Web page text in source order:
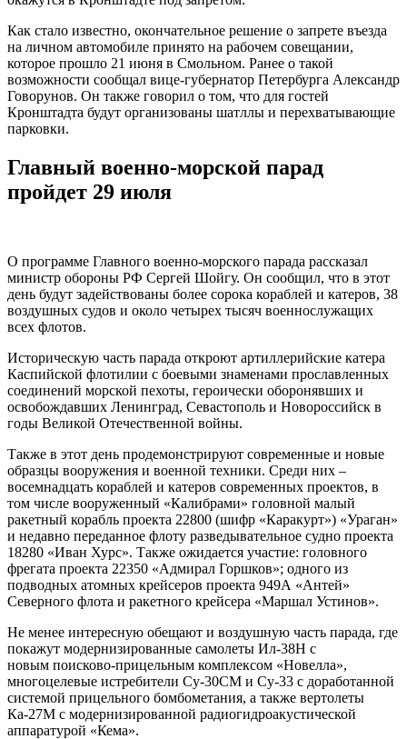
Как стало известно, окончательное решение о запрете въезда
на личном автомобиле принято на рабочем совещании,
которое прошло 21 июня в Смольном. Ранее о такой
возможности сообщал вице-губернатор Петербурга Александр
Говорунов. Он также говорил о том, что для гостей
Кронштадта будут организованы шатллы и перехватывающие
парковки.
Главный военно-морской парад
пройдет 29 июля
О программе Главного военно-морского парада рассказал
министр обороны РФ Сергей Шойгу. Он сообщил, что в этот
день будут задействованы более сорока кораблей и катеров, 38
воздушных судов и около четырех тысяч военнослужащих
всех флотов.
Историческую часть парада откроют артиллерийские катера
Каспийской флотилии с боевыми знаменами прославленных
соединений морской пехоты, героически оборонявших и
освобождавших Ленинград, Севастополь и Новороссийск в
годы Великой Отечественной войны.
Также в этот день продемонстрируют современные и новые
образцы вооружения и военной техники. Среди них –
восемнадцать кораблей и катеров современных проектов, в
том числе вооруженный «Калибрами» головной малый
ракетный корабль проекта 22800 (шифр «Каракурт») «Ураган»
и недавно переданное флоту разведывательное судно проекта
18280 «Иван Хурс». Также ожидается участие: головного
фрегата проекта 22350 «Адмирал Горшков»; одного из
подводных атомных крейсеров проекта 949А «Антей»
Северного флота и ракетного крейсера «Маршал Устинов».
Не менее интересную обещают и воздушную часть парада, где
покажут модернизированные самолеты Ил-38Н с
новым поисково-прицельным комплексом «Новелла»,
многоцелевые истребители Су-30СМ и Су-33 с доработанной
системой прицельного бомбометания, а также вертолеты
Ка-27М с модернизированной радиогидроакустической
аппаратурой «Кема».